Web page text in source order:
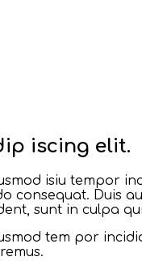
iscing elit.
isiu tempor
consequat. Duis
sunt in culpa
tem por